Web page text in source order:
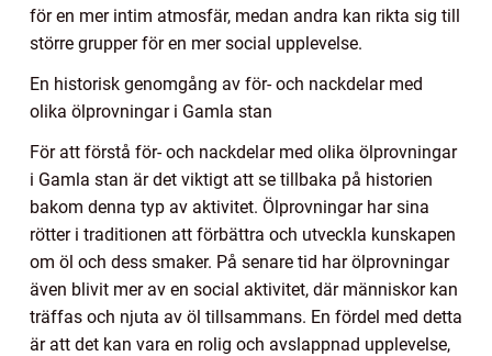
för en mer intim atmosfär, medan andra kan rikta sig till
större grupper för en mer social upplevelse.
En historisk genomgång av för- och nackdelar med
olika ölprovningar i Gamla stan
För att förstå för- och nackdelar med olika ölprovningar
i Gamla stan är det viktigt att se tillbaka på historien
bakom denna typ av aktivitet. Ölprovningar har sina
rötter i traditionen att förbättra och utveckla kunskapen
om öl och dess smaker. På senare tid har ölprovningar
även blivit mer av en social aktivitet, där människor kan
träffas och njuta av öl tillsammans. En fördel med detta
är att det kan vara en rolig och avslappnad upplevelse,